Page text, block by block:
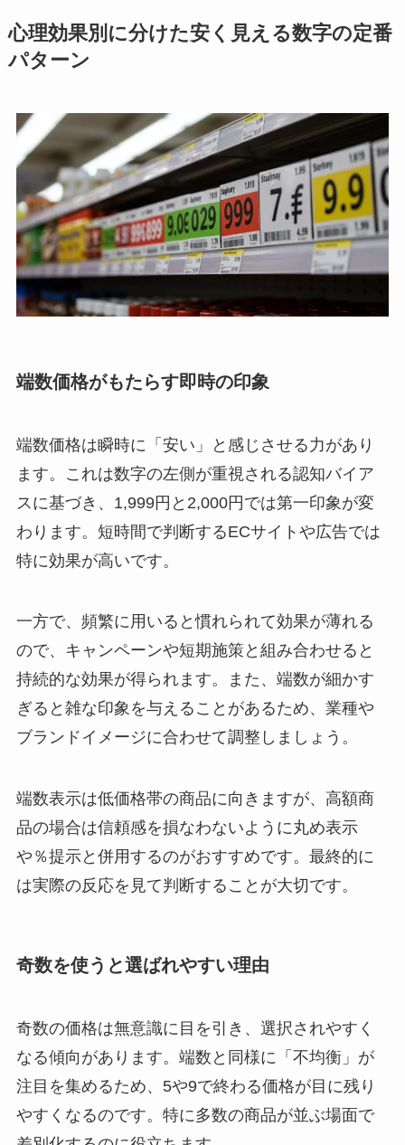
心理効果別に分けた安く見える数字の定番
パターン
端数価格がもたらす即時の印象
端数価格は瞬時に「安い」と感じさせる力があり
ます。これは数字の左側が重視される認知バイア
スに基づき、1,999円と2,000円では第一印象が変
わります。短時間で判断するECサイトや広告では
特に効果が高いです。
一方で、頻繁に用いると慣れられて効果が薄れる
ので、キャンペーンや短期施策と組み合わせると
持続的な効果が得られます。また、端数が細かす
ぎると雑な印象を与えることがあるため、業種や
ブランドイメージに合わせて調整しましょう。
端数表示は低価格帯の商品に向きますが、高額商
品の場合は信頼感を損なわないように丸め表示
や％提示と併用するのがおすすめです。最終的に
は実際の反応を見て判断することが大切です。
奇数を使うと選ばれやすい理由
奇数の価格は無意識に目を引き、選択されやすく
なる傾向があります。端数と同様に「不均衡」が
注目を集めるため、5や9で終わる価格が目に残り
やすくなるのです。特に多数の商品が並ぶ場面で